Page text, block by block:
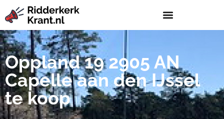
Oppland 19 2905 AN
Capelle aan den IJssel
te koop